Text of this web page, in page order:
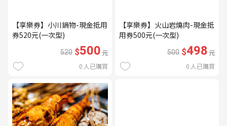
【享樂券】小川鍋物-現金抵用
券520元(一次型)
520 $500元
0 人已購買
【享樂券】火山岩燒肉-現金抵
用券500元(一次型)
500 $498元
0 人已購買